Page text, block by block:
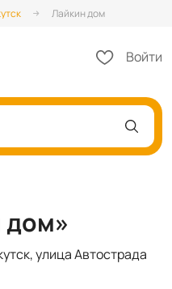
Лайкин дом
Войти
дом»
улица Автострада